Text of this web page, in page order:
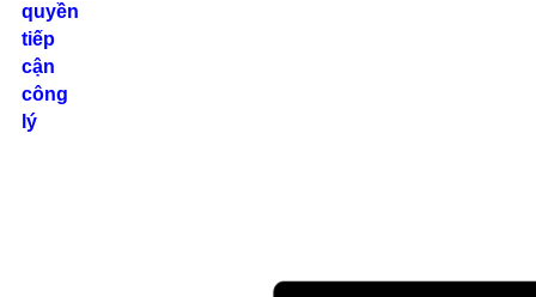
quyền
tiếp
cận
công
lý